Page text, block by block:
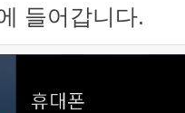
들어갑니다.